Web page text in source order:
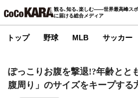
観る､知る､楽しむ――世界最高峰ス
に届ける総合メディア
トップ 野球 MLB サッカー
ぽっこりお腹を撃退!?年齢とと
腹周り」のサイズをキープする